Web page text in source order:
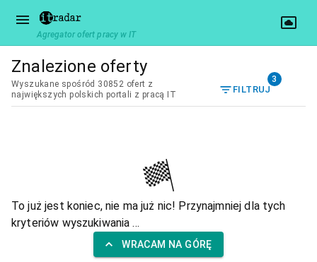
Agregator ofert pracy w IT
Znalezione oferty
Wyszukane spośród 30852 ofert z
największych polskich portali z pracą IT
FILTRUJ
3
To już jest koniec, nie ma już nic! Przynajmniej dla tych
kryteriów wyszukiwania ...
WRACAM NA GÓRĘ